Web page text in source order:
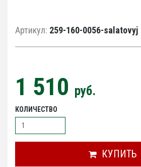
Артикул: 259-160-0056-salatovyj
1 510 руб.
КОЛИЧЕСТВО
КУПИТЬ